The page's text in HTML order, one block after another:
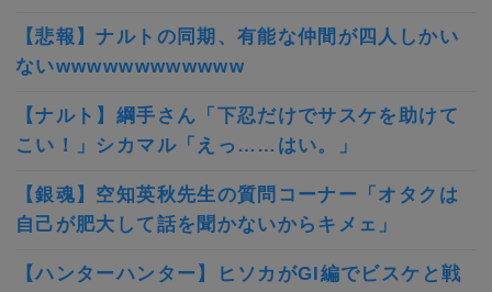
【悲報】ナルトの同期、有能な仲間が四人しかい
ないwwwwwwwwwwww
【ナルト】綱手さん「下忍だけでサスケを助けて
こい！」シカマル「えっ……はい。」
【銀魂】空知英秋先生の質問コーナー「オタクは
自己が肥大して話を聞かないからキメェ」
【ハンターハンター】ヒソカがGI編でビスケと戦